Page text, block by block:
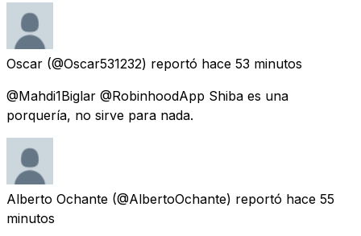
Oscar (@Oscar531232) reportó hace 53 minutos
@Mahdi1Biglar @RobinhoodApp Shiba es una
porquería, no sirve para nada.
Alberto Ochante (@AlbertoOchante) reportó hace 55
minutos